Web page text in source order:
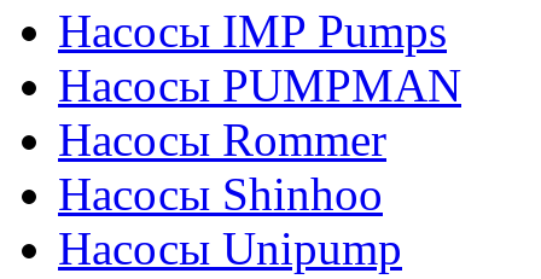
Насосы IMP Pumps
Насосы PUMPMAN
Насосы Rommer
Насосы Shinhoo
Насосы Unipump